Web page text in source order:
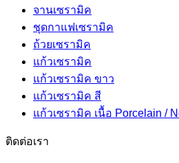
จานเซรามิค
ชุดกาแฟเซรามิค
ถ้วยเซรามิค
แก้วเซรามิค
แก้วเซรามิค ขาว
แก้วเซรามิค สี
แก้วเซรามิค เนื้อ Porcelain /
ติดต่อเรา